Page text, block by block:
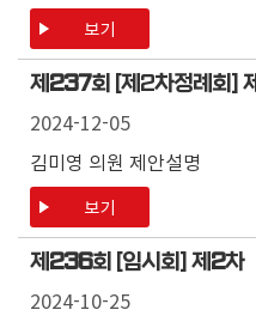
보기
제 237회 [제2차정례회] 제
2024-12-05
김미영 의원 제안설명
보기
제 236회 [임시회] 제 2차
2024-10-25